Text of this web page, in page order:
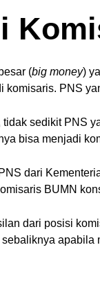
(big money)
komisaris. PNS
tidak sedikit PNS
bisa menjadi
dari
BUMN
dari posisi
sebaliknya